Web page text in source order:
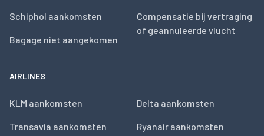
Schiphol aankomsten
Bagage niet aangekomen
Compensatie bij vertraging
of geannuleerde vlucht
AIRLINES
KLM aankomsten
Transavia aankomsten
Delta aankomsten
Ryanair aankomsten